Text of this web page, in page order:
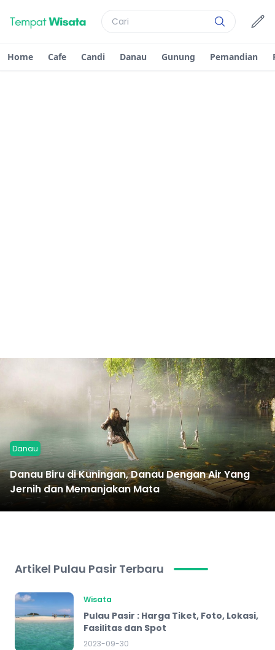
Home Cafe Candi Danau Gunung Pemandian
Danau
Danau Biru di Kuningan, Danau Dengan Air Yang
Jernih dan Memanjakan Mata
Artikel Pulau Pasir Terbaru
Wisata
Pulau Pasir : Harga Tiket, Foto, Lokasi,
Fasilitas dan Spot
2023-09-30